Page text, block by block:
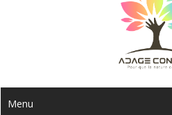
Menu